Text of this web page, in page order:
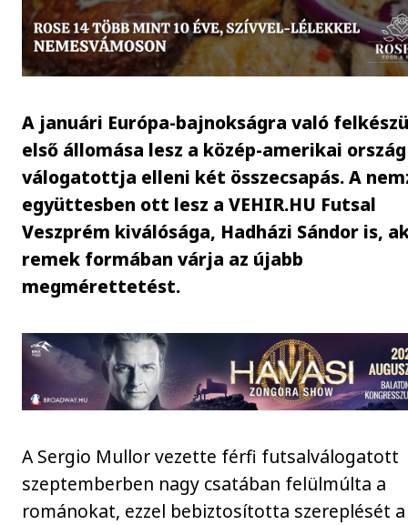
A januári Európa-bajnokságra való
első állomása lesz a közép-amerikai ország
válogatottja elleni két összecsapás. A
együttesben ott lesz a VEHIR.HU Futsal
Veszprém kiválósága, Hadházi Sándor is,
remek formában várja az újabb
megmérettetést.
A Sergio Mullor vezette férfi futsalválogatott
szeptemberben nagy csatában felülmúlta a
románokat, ezzel bebiztosította szereplését